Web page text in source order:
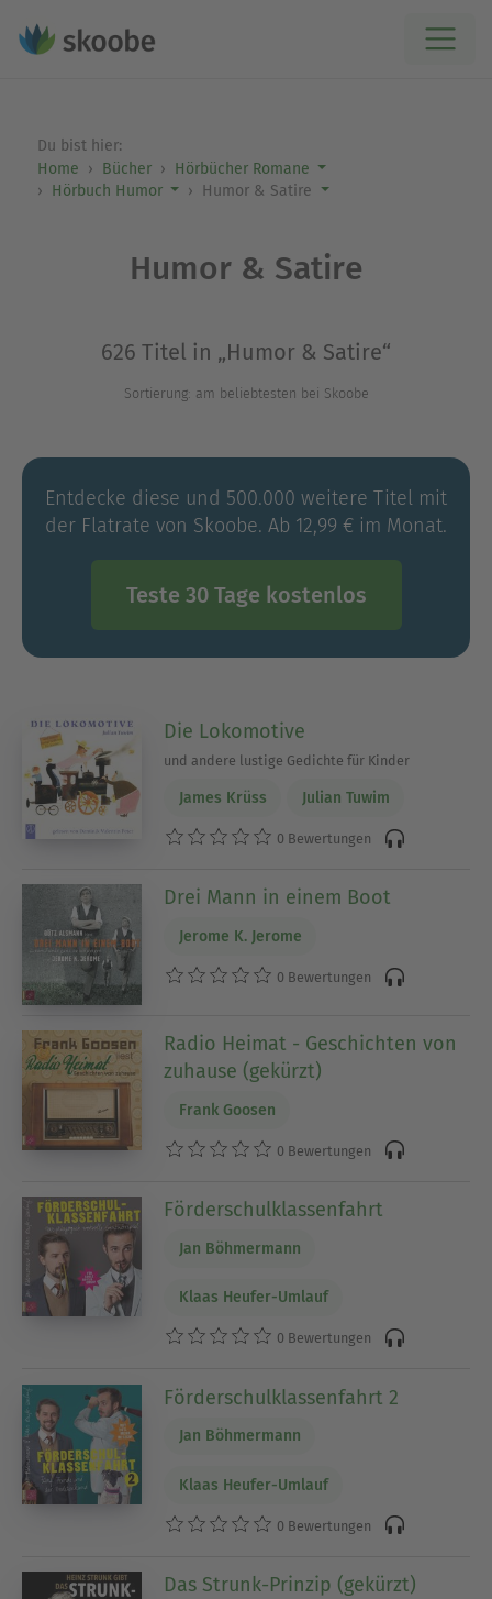
Du bist hier:
Home
Bücher
Hörbücher Romane
Hörbuch Humor
Humor & Satire
Humor & Satire
626 Titel in „Humor & Satire“
Sortierung: am beliebtesten bei Skoobe
Entdecke diese und 500.000 weitere Titel mit
der Flatrate von Skoobe. Ab 12,99 € im Monat.
Teste 30 Tage kostenlos
Die Lokomotive
und andere lustige Gedichte für Kinder
James Krüss Julian Tuwim
0 Bewertungen
Drei Mann in einem Boot
Jerome K. Jerome
0 Bewertungen
Radio Heimat - Geschichten von
zuhause (gekürzt)
Frank Goosen
0 Bewertungen
Förderschulklassenfahrt
Jan Böhmermann
Klaas Heufer-Umlauf
0 Bewertungen
Förderschulklassenfahrt 2
Jan Böhmermann
Klaas Heufer-Umlauf
0 Bewertungen
Das Strunk-Prinzip (gekürzt)